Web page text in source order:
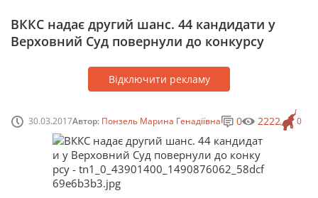
ВККС надає другий шанс. 44 кандидати у
Верховний Суд повернули до конкурсу
Відключити рекламу
30.03.2017Автор: Понзель Марина Генадіївна 0
0 2222